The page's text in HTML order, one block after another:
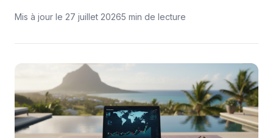
Mis à jour le 27 juillet 20265 min de lecture